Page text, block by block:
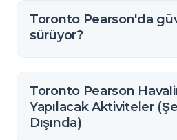
Toronto Pearson'da
sürüyor?
Toronto Pearson
Yapılacak Aktiviteler
Dışında)